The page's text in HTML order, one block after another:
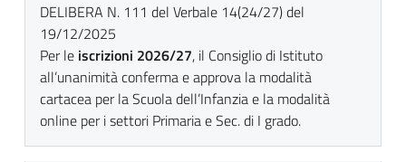
DELIBERA N. 111 del Verbale 14(24/27) del
19/12/2025
Per le iscrizioni 2026/27, il Consiglio di Istituto
all’unanimità conferma e approva la modalità
cartacea per la Scuola dell’Infanzia e la modalità
online per i settori Primaria e Sec. di I grado.